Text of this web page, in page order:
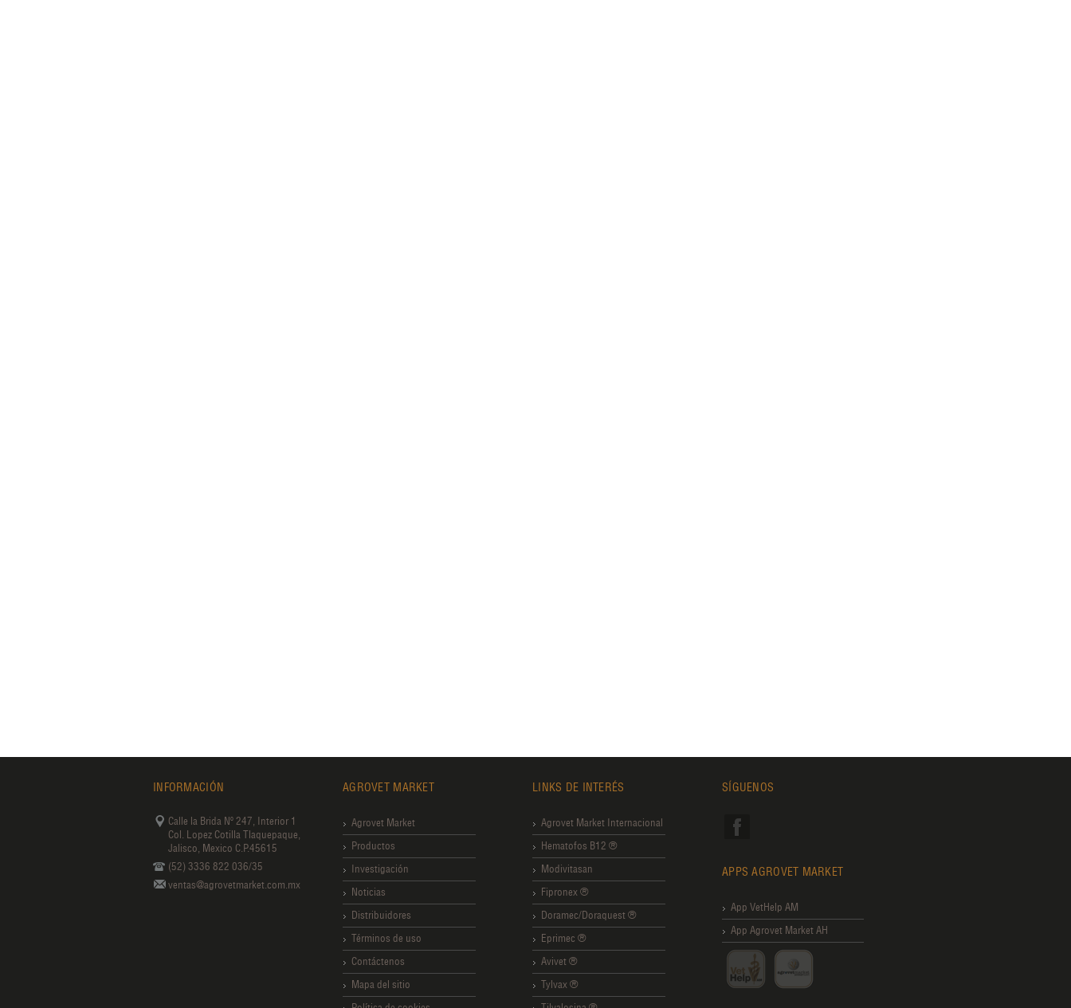
INFORMACIÓN
Calle la Brida Nº 247, Interior 1
Col. Lopez Cotilla Tlaquepaque,
Jalisco, Mexico C.P.45615
(52) 3336 822 036/35
ventas@agrovetmarket.com.mx
AGROVET MARKET
Agrovet Market
Productos
Investigación
Noticias
Distribuidores
Términos de uso
Contáctenos
Mapa del sitio
LINKS DE INTERÉS
Agrovet Market Internacional
Hematofos B12 ®
Modivitasan
Fipronex ®
Doramec/Doraquest ®
Eprimec ®
Avivet ®
Tylvax ®
SÍGUENOS
APPS AGROVET MARKET
App VetHelp AM
App Agrovet Market AH